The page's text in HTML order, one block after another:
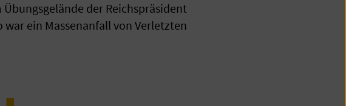
der Reichspräsident
ein Massenanfall von Verletzten